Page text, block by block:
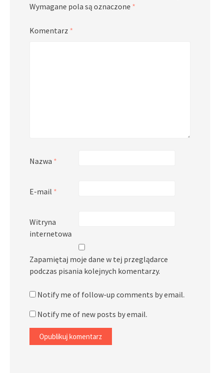
Wymagane pola są oznaczone *
Komentarz *
Nazwa *
E-mail *
Witryna
internetowa
Zapamiętaj moje dane w tej przeglądarce
podczas pisania kolejnych komentarzy.
Notify me of follow-up comments by email.
Notify me of new posts by email.